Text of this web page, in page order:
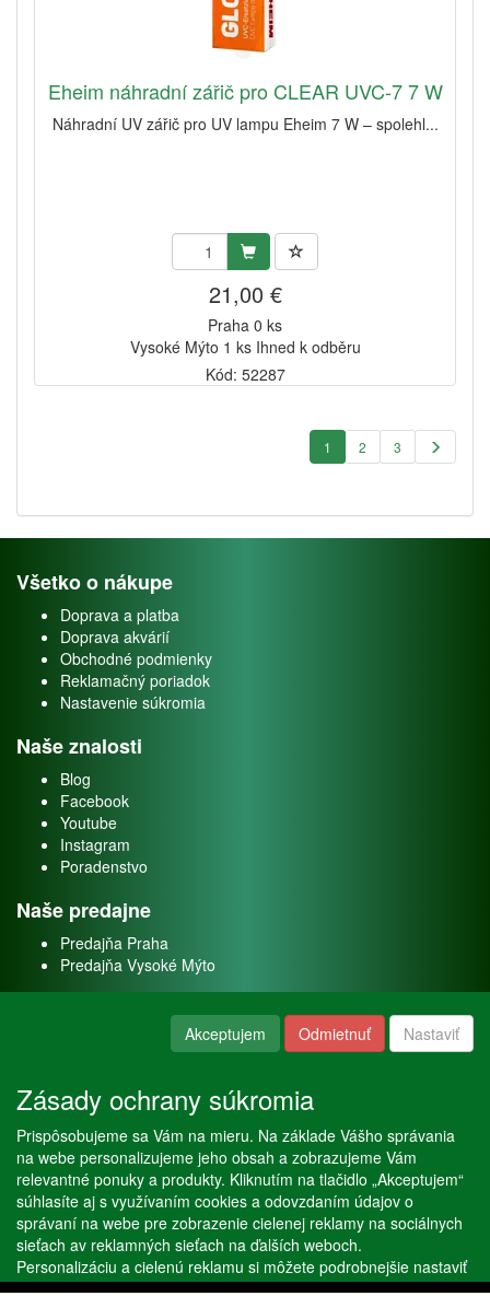
Eheim náhradní zářič pro CLEAR UVC-7 7 W
Náhradní UV zářič pro UV lampu Eheim 7 W – spolehl...
21,00 €
Praha 0 ks
Vysoké Mýto 1 ks Ihned k odběru
Kód: 52287
1 2 3
Všetko o nákupe
Doprava a platba
Doprava akvárií
Obchodné podmienky
Reklamačný poriadok
Nastavenie súkromia
Naše znalosti
Blog
Facebook
Youtube
Instagram
Poradenstvo
Naše predajne
Predajňa Praha
Predajňa Vysoké Mýto
Naše služby
Servis
Predaj akváriových rýb
Predaj akváriových rastlín
Copyright © Stöckl spol. s r. o. 2020, powered byABRA E-shop
Akceptujem Odmietnuť Nastaviť
Zásady ochrany súkromia
Prispôsobujeme sa Vám na mieru. Na základe Vášho správania
na webe personalizujeme jeho obsah a zobrazujeme Vám
relevantné ponuky a produkty. Kliknutím na tlačidlo „Akceptujem“
súhlasíte aj s využívaním cookies a odovzdaním údajov o
správaní na webe pre zobrazenie cielenej reklamy na sociálnych
sieťach av reklamných sieťach na ďalších weboch.
Personalizáciu a cielenú reklamu si môžete podrobnejšie nastaviť
alebo kedykoľvek vypnúť po kliknutí na tlačidlo „Nastaviť“.